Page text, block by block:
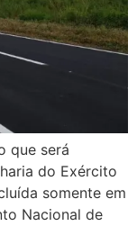
que será
do Exército
somente em
Nacional de